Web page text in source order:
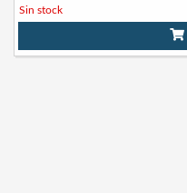
Sin stock